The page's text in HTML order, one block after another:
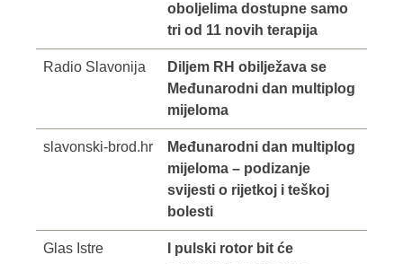
oboljelima dostupne samo
tri od 11 novih terapija
Radio Slavonija
Diljem RH obilježava se
Međunarodni dan multiplog
mijeloma
slavonski-brod.hr
Međunarodni dan multiplog
mijeloma – podizanje
svijesti o rijetkoj i teškoj
bolesti
Glas Istre
I pulski rotor bit će